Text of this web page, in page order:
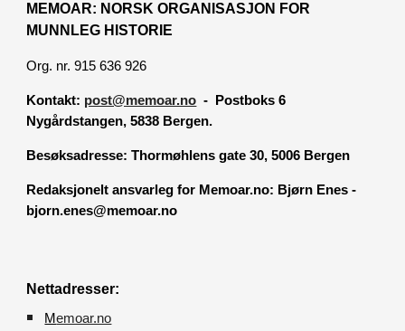
MEMOAR: NORSK ORGANISASJON FOR
MUNNLEG HISTORIE
Org. nr. 915 636 926
Kontakt: post@memoar.no - Postboks 6
Nygårdstangen, 5838 Bergen.
Besøksadresse:Thormøhlens gate 30, 5006 Bergen
Redaksjonelt ansvarleg for Memoar.no: Bjørn Enes -
bjorn.enes@memoar.no
Nettadresser:
Memoar.no